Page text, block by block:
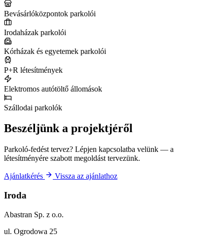
Bevásárlóközpontok parkolói
Irodaházak parkolói
Kórházak és egyetemek parkolói
P+R létesítmények
Elektromos autótöltő állomások
Szállodai parkolók
Beszéljünk a projektjéről
Parkoló-fedést tervez? Lépjen kapcsolatba velünk — a
létesítményére szabott megoldást tervezünk.
Ajánlatkérés Vissza az ajánlathoz
Iroda
Abastran Sp. z o.o.
ul. Ogrodowa 25